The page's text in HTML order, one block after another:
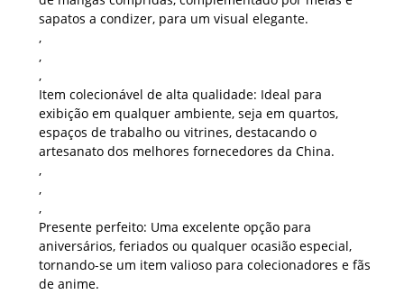
sapatos a condizer, para um visual elegante.
,
,
,
Item colecionável de alta qualidade: Ideal para
exibição em qualquer ambiente, seja em quartos,
espaços de trabalho ou vitrines, destacando o
artesanato dos melhores fornecedores da China.
,
,
,
Presente perfeito: Uma excelente opção para
aniversários, feriados ou qualquer ocasião especial,
tornando-se um item valioso para colecionadores e fãs
de anime.